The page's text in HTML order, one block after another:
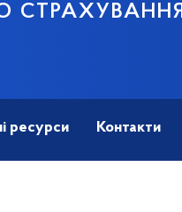
СТРАХУВАННЯ
ресурси Контакти